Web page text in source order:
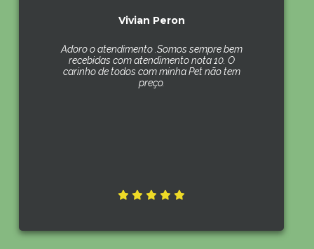
Vivian Peron
Adoro o atendimento .Somos sempre bem
recebidas com atendimento nota 10. O
carinho de todos com minha Pet não tem
preço.